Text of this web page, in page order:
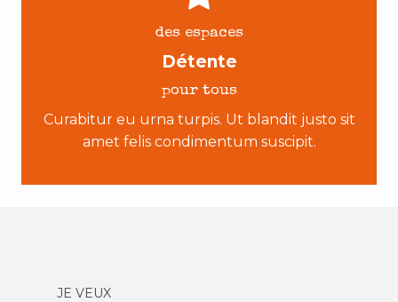
des espaces
Détente
pour tous
Curabitur eu urna turpis. Ut blandit justo sit
amet felis condimentum suscipit.
JE VEUX